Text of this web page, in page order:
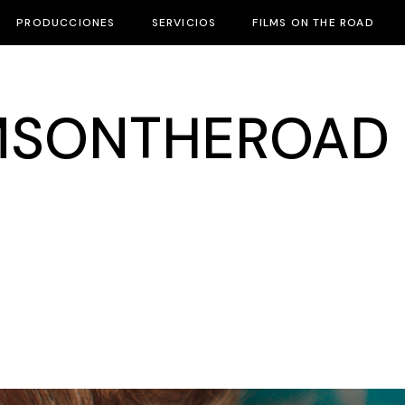
PRODUCCIONES SERVICIOS FILMS ON THE ROAD